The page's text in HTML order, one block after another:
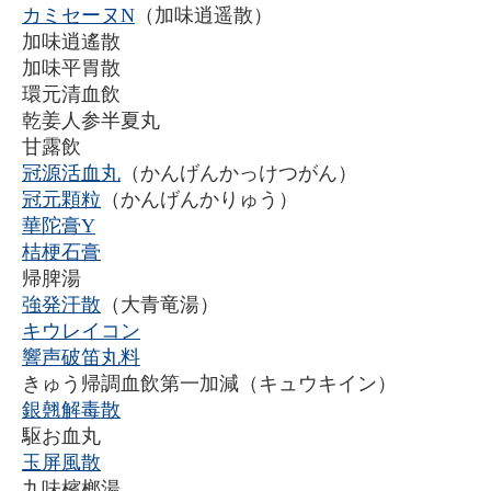
カミセーヌN （加味逍遥散）
加味逍遙散
加味平胃散
環元清血飲
乾姜人参半夏丸
甘露飲
冠源活血丸 （かんげんかっけつがん）
冠元顆粒 （かんげんかりゅう）
華陀膏Y
桔梗石膏
帰脾湯
強発汗散 （大青竜湯）
キウレイコン
響声破笛丸料
きゅう帰調血飲第一加減（キュウキイン）
銀翹解毒散
駆お血丸
玉屏風散